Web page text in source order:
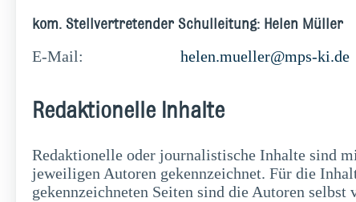
kom. Stellvertretender Schulleitung: Helen Müller
E-Mail: helen.mueller@mps-ki.de
Redaktionelle Inhalte
Redaktionelle oder journalistische Inhalte sind
jeweiligen Autoren gekennzeichnet. Für die
gekennzeichneten Seiten sind die Autoren selbst